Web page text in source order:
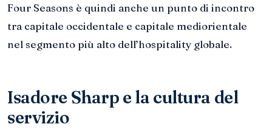
Four Seasons è quindi anche un punto di incontro
tra capitale occidentale e capitale mediorientale
nel segmento più alto dell’hospitality globale.
Isadore Sharp e la cultura del
servizio